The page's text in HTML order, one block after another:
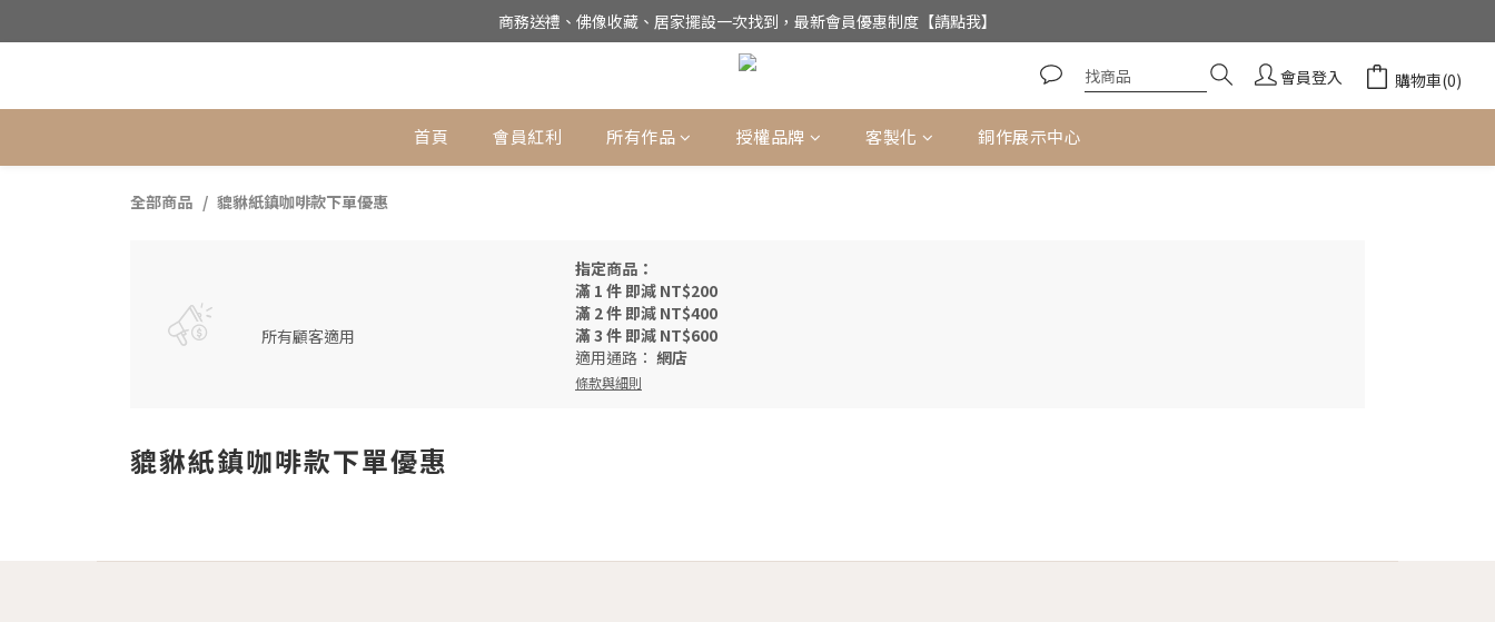
公司電話(02)27852017，門市為預約制【請點我】
商務送禮、佛像收藏、居家擺設一次找到，最新會員優惠制度【請點我】
銅作TUMZUO為銅師傅台灣唯一總代理，用實誠合理的價格，讓銅工藝成為您的居家美飾
公司電話(02)27852017，門市為預約制【請點我】
會員登入 購物車(0)
首頁 會員紅利 所有作品 授權品牌 客製化 銅作展示中心
全部商品 貔貅紙鎮咖啡款下單優惠
所有顧客適用
指定商品：
滿 1 件 即減 NT$200
滿 2 件 即減 NT$400
滿 3 件 即減 NT$600
適用通路： 網店
條款與細則
貔貅紙鎮咖啡款下單優惠